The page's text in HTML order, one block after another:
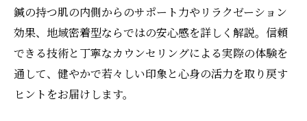
鍼の持つ肌の内側からのサポート力やリラクゼーション
効果、地域密着型ならではの安心感を詳しく解説。信頼
できる技術と丁寧なカウンセリングによる実際の体験を
通して、健やかで若々しい印象と心身の活力を取り戻す
ヒントをお届けします。